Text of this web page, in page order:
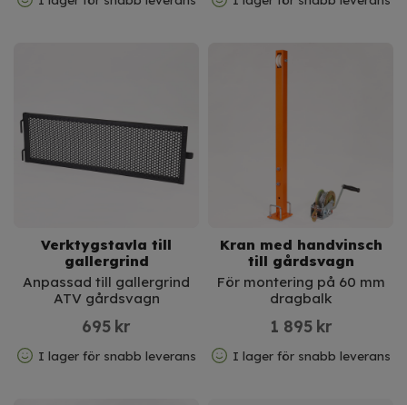
Verktygstavla till
gallergrind
Anpassad till gallergrind
ATV gårdsvagn
695 kr
I lager för snabb leverans
Kran med handvinsch
till gårdsvagn
För montering på 60 mm
dragbalk
1 895 kr
I lager för snabb leverans